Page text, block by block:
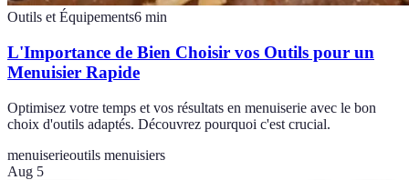
Outils et Équipements6 min
L'Importance de Bien Choisir vos Outils pour un
Menuisier Rapide
Optimisez votre temps et vos résultats en menuiserie avec le bon
choix d'outils adaptés. Découvrez pourquoi c'est crucial.
menuiserieoutils menuisiers
Aug 5